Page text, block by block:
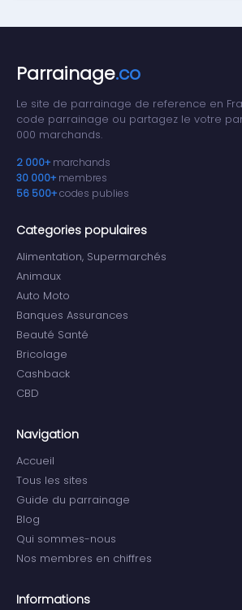
Parrainage.co
Le site de parrainage de reference en
code parrainage ou partagez le votre
000 marchands.
2 000+ marchands
30 000+ membres
56 500+codes publies
Categories populaires
Alimentation, Supermarchés
Animaux
Auto Moto
Banques Assurances
Beauté Santé
Bricolage
Cashback
CBD
Navigation
Accueil
Tous les sites
Guide du parrainage
Blog
Qui sommes-nous
Nos membres en chiffres
Informations